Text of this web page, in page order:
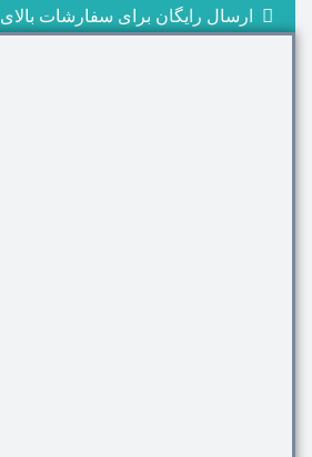
ارسال رایگان برای سفارشات بالای 5 میلیون تومان